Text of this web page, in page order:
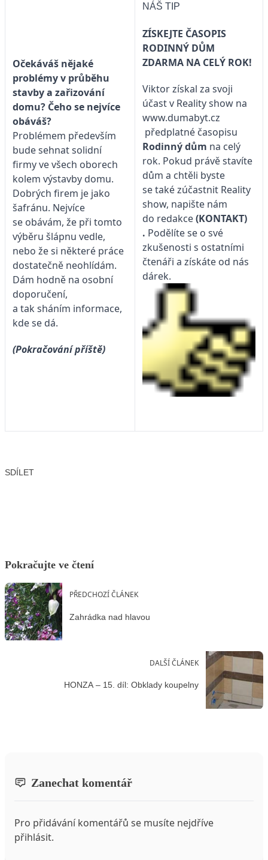
Očekáváš nějaké
problémy v průběhu
stavby a zařizování
domu? Čeho se nejvíce
obáváš?
Problémem především
bude sehnat solidní
firmy ve všech oborech
kolem výstavby domu.
Dobrých firem je jako
šafránu. Nejvíce
se obávám, že při tomto
výběru šlápnu vedle,
nebo že si některé práce
dostatečně neohlídám.
Dám hodně na osobní
doporučení,
a tak sháním informace,
kde se dá.
(Pokračování příště)
NÁŠ TIP
ZÍSKEJTE ČASOPIS
RODINNÝ DŮM
ZDARMA NA CELÝ ROK!
Viktor získal za svoji
účast v Reality show na
www.dumabyt.cz
předplatné časopisu
Rodinný dům na celý
rok. Pokud právě stavíte
dům a chtěli byste
se také zúčastnit Reality
show, napište nám
do redakce(KONTAKT)
. Podělíte se o své
zkušenosti s ostatními
čtenáři a získáte od nás
dárek.
SDÍLET
Pokračujte ve čtení
PŘEDCHOZÍ ČLÁNEK
Zahrádka nad hlavou
DALŠÍ ČLÁNEK
HONZA – 15. díl: Obklady koupelny
Zanechat komentář
Pro přidávání komentářů se musíte nejdříve
přihlásit.